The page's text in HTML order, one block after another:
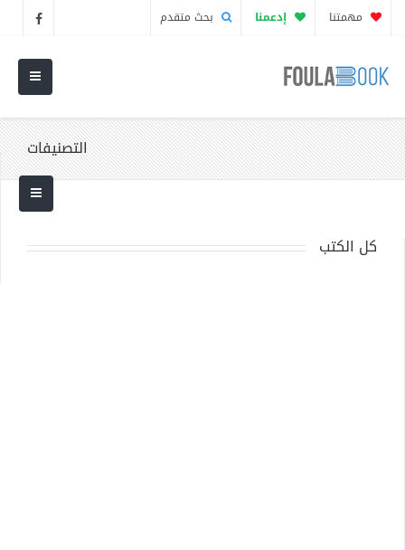
مهمتنا إدعمنا بحث متقدم
التصنيفات
كل الكتب